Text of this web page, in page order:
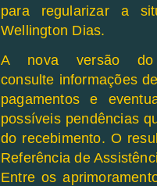
para regularizar a
Wellington Dias.
A nova versão do
consulte informações
pagamentos e
possíveis pendências
do recebimento. O
Referência de
Entre os